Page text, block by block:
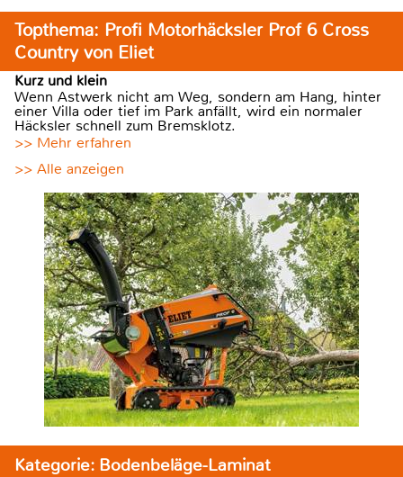
Topthema: Profi Motorhäcksler Prof 6 Cross
Country von Eliet
Kurz und klein
Wenn Astwerk nicht am Weg, sondern am Hang, hinter
einer Villa oder tief im Park anfällt, wird ein normaler
Häcksler schnell zum Bremsklotz.
>> Mehr erfahren
>> Alle anzeigen
Kategorie: Bodenbeläge-Laminat